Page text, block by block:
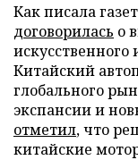
Как писала
договорилась о
искусственного
Китайский
глобального
экспансии и
отметил, что
китайские